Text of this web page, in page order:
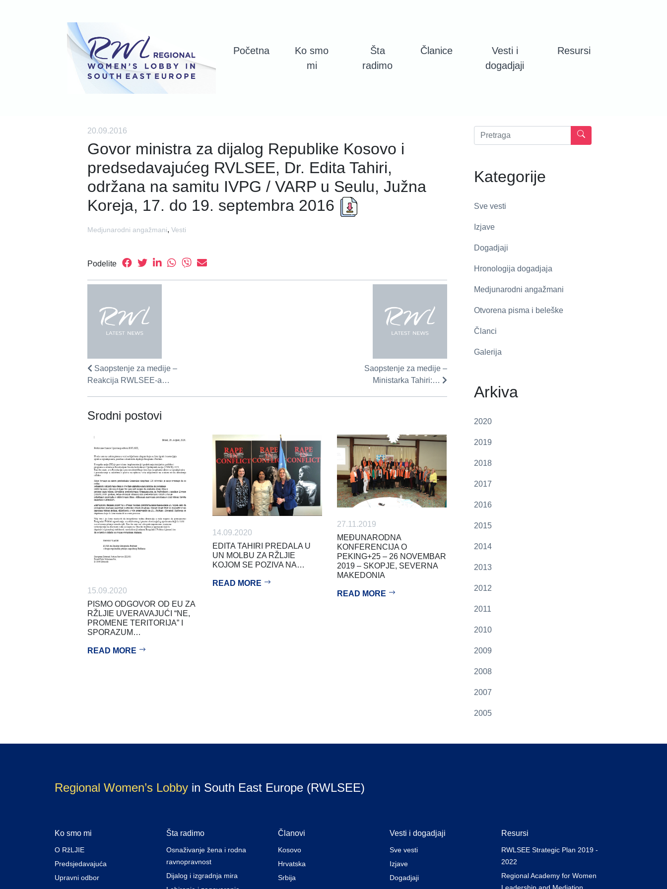
Početna
Ko smo
mi
Šta
radimo
Članice
Vesti i
dogadjaji
Resursi
20.09.2016
Govor ministra za dijalog Republike Kosovo i
predsedavajućeg RVLSEE, Dr. Edita Tahiri,
održana na samitu IVPG / VARP u Seulu, Južna
Koreja, 17. do 19. septembra 2016
Medjunarodni angažmani, Vesti
Podelite
Saopstenje za medije –
Reakcija RWLSEE-a…
Saopstenje za medije –
Ministarka Tahiri:…
Srodni postovi
15.09.2020
PISMO ODGOVOR OD EU ZA
RŽLJIE UVERAVAJUĆI “NE,
PROMENE TERITORIJA” I
SPORAZUM…
READ MORE
14.09.2020
EDITA TAHIRI PREDALA U
UN MOLBU ZA RŽLJIE
KOJOM SE POZIVA NA…
READ MORE
27.11.2019
MEĐUNARODNA
KONFERENCIJA O
PEKING+25 – 26 NOVEMBAR
2019 – SKOPJE, SEVERNA
MAKEDONIA
READ MORE
Kategorije
Sve vesti
Izjave
Dogadjaji
Hronologija dogadjaja
Medjunarodni angažmani
Otvorena pisma i beleške
Članci
Galerija
Arkiva
2020
2019
2018
2017
2016
2015
2014
2013
2012
2011
2010
2009
2008
2007
2005
Regional Women’s Lobbyin South East Europe (RWLSEE)
Ko smo mi
O RžLJIE
Predsjedavajuća
Upravni odbor
Šta radimo
Osnaživanje žena i rodna
ravnopravnost
Dijalog i izgradnja mira
Članovi
Kosovo
Hrvatska
Srbija
Vesti i dogadjaji
Sve vesti
Izjave
Dogadjaji
Resursi
RWLSEE Strategic Plan 2019 -
2022
Regional Academy for Women